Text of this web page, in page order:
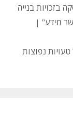
בזכויות בנייה
מידע" |
נפוצות